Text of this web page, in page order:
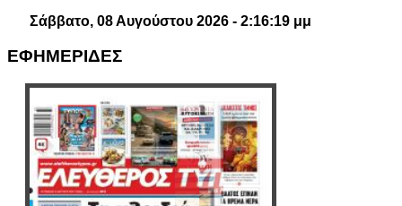
Σάββατο, 08 Αυγούστου 2026 - 2:16:20 μμ
ΕΦΗΜΕΡΙΔΕΣ